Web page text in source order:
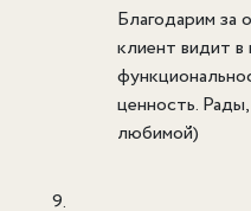
Благодарим за
клиент видит
ценность.
любимой)